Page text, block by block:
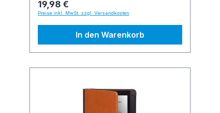
19,98 €
Preise inkl. MwSt. zzgl. Versandkosten
In den Warenkorb